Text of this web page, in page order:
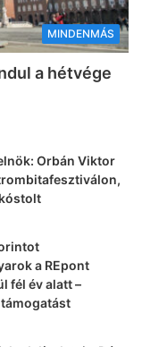
MINDENMÁS
a hétvége
Orbán Viktor
a REpont
fél év alatt –